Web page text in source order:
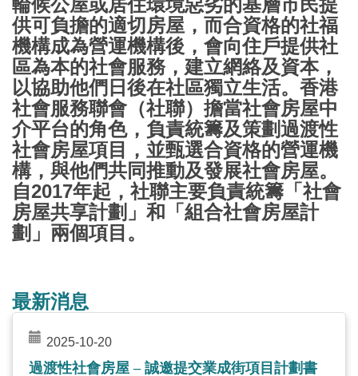
供可負擔的適切房屋，而合資格的社福
機構成為營運機構後，會向住戶提供社
區為本的社會服務，建立網絡及資本，
以協助他們日後在社區獨立生活。香港
社會服務聯會（社聯）擔當社會房屋中
介平台的角色，負責統籌及策劃過渡性
社會房屋項目，並甄選合資格的營運機
構，與他們共同推動及發展社會房屋。
自2017年起，社聯主要負責統籌「社會
房屋共享計劃」和「組合社會房屋計
劃」兩個項目。
最新消息
2025-10-20
過渡性社會房屋 – 誠邀提交業成街項目計劃書